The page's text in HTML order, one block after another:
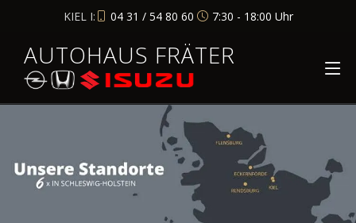
KIEL I: 04 31 / 54 80 60 7:30 - 18:00 Uhr
AUTOHAUS FRÄTER